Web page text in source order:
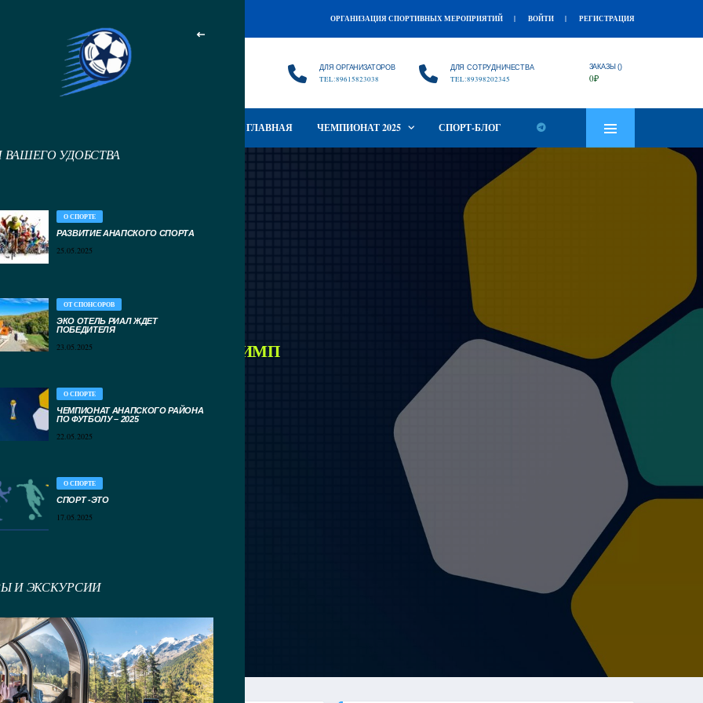
ОРГАНИЗАЦИЯ СПОРТИВНЫХ МЕРОПРИЯТИЙ ВОЙТИ РЕГИСТРАЦИЯ
ДЛЯ ОРГАНИЗАТОРОВ
TEL:89615823038
ДЛЯ СОТРУДНИЧЕСТВА
TEL:89398202345
ЗАКАЗЫ ()
0₽
ГЛАВНАЯ ЧЕМПИОНАТ 2025 СПОРТ-БЛОГ
ВАШЕГО УДОБСТВА
О СПОРТЕ
РАЗВИТИЕ АНАПСКОГО СПОРТА
25.05.2025
ОТ СПОНСОРОВ
ЭКО ОТЕЛЬ РИАЛ ЖДЕТ
ПОБЕДИТЕЛЯ
23.05.2025
О СПОРТЕ
ЧЕМПИОНАТ АНАПСКОГО РАЙОНА
ПО ФУТБОЛУ – 2025
22.05.2025
О СПОРТЕ
СПОРТ -ЭТО
17.05.2025
И ЭКСКУРСИИ
ФК ПОНТОС – ФК ОЛИМП